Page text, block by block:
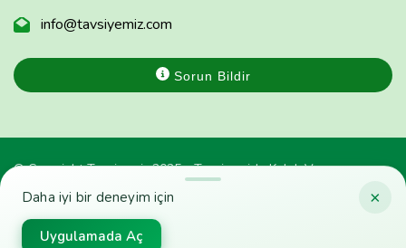
×
Daha iyi bir deneyim için
Uygulamada Aç
info@tavsiyemiz.com
Sorun Bildir
© Copyright Tavsiyemiz 2025 - Tavsiyemiz'e Kulak Ver